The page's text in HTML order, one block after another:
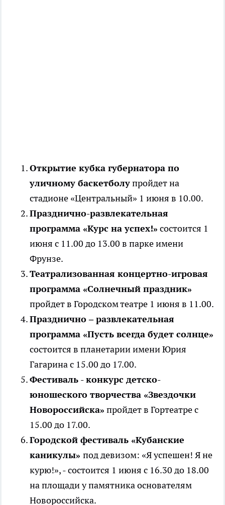
Открытие кубка губернатора по
уличному баскетболупройдет на
стадионе «Центральный» 1 июня в 10.00.
Празднично-развлекательная
программа «Курс на успех!» состоится 1
июня с 11.00 до 13.00 в парке имени
Фрунзе.
Театрализованная концертно-игровая
программа «Солнечный праздник»
пройдет в Городском театре 1 июня в 11.00.
Празднично – развлекательная
программа «Пусть всегда будет солнце»
состоится в планетарии имени Юрия
Гагарина с 15.00 до 17.00.
Фестиваль - конкурс детско-
юношеского творчества «Звездочки
Новороссийска» пройдет в Гортеатре с
15.00 до 17.00.
Городской фестиваль «Кубанские
каникулы» под девизом: «Я успешен! Я не
курю!», - состоится 1 июня с 16.30 до 18.00
на площади у памятника основателям
Новороссийска.